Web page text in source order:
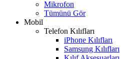
Mikrofon
Tümünü Gör
Mobil
Telefon Kılıfları
iPhone Kılıfları
Samsung Kılıfları